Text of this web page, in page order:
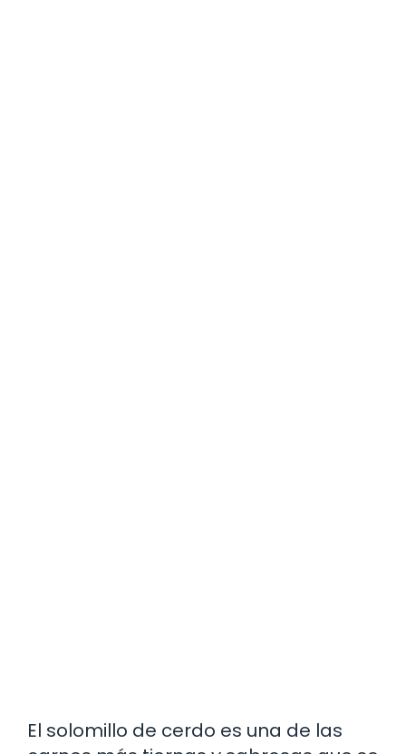
El solomillo de cerdo es una de las